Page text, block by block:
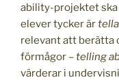
ability-projektet ska
elever tycker är
relevant att berätta
förmågor –telling
värderar i